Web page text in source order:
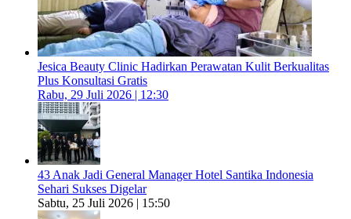
Jesica Beauty Clinic Hadirkan Perawatan Kulit Berkualitas
Plus Konsultasi Gratis
Rabu, 29 Juli 2026 | 12:30
43 Anak Jadi General Manager Hotel Santika Indonesia
Sehari Sukses Digelar
Sabtu, 25 Juli 2026 | 15:50